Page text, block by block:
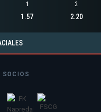
1
1.57
2
2.20
SOCIOS